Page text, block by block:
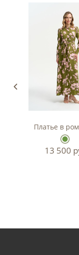
Платье в
13 500